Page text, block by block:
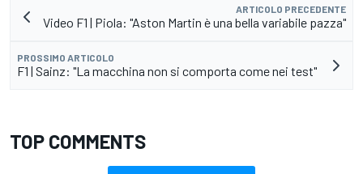
ARTICOLO PRECEDENTE
Video F1 | Piola: "Aston Martin è una bella variabile pazza"
PROSSIMO ARTICOLO
F1 | Sainz: "La macchina non si comporta come nei test"
TOP COMMENTS